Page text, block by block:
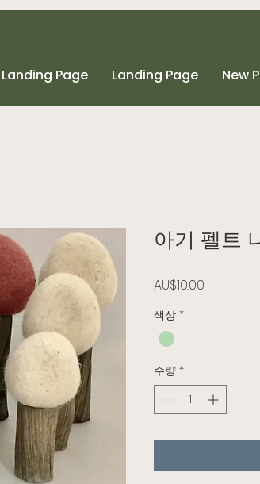
Landing Page Landing Page New
아기 펠트
AU$10.00
색상 *
수량 *